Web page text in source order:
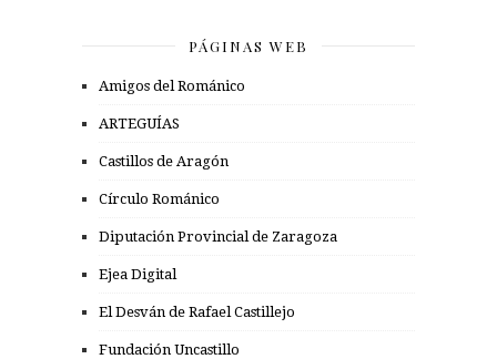
PÁGINAS WEB
Amigos del Románico
ARTEGUÍAS
Castillos de Aragón
Círculo Románico
Diputación Provincial de Zaragoza
Ejea Digital
El Desván de Rafael Castillejo
Fundación Uncastillo